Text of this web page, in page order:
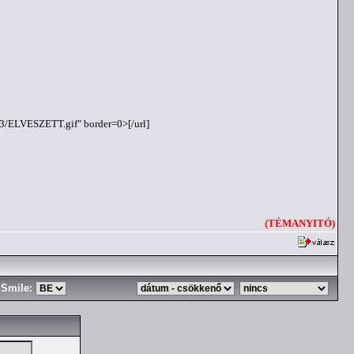
ELVESZETT.gif" border=0>[/url]
(TÉMANYITÓ)
Smile: